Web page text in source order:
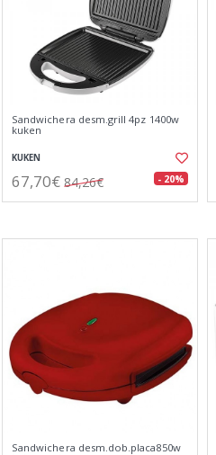
Sandwichera desm.grill 4pz 1400w
kuken
KUKEN
67,70€ 84,26€ - 20%
Sandwichera desm.dob.placa850w